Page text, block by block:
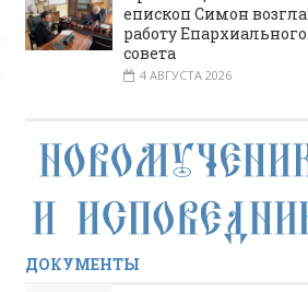
епископ Симон
работу Епархиального
совета
4 АВГУСТА 2026
ДОКУМЕНТЫ